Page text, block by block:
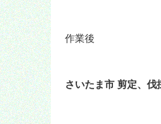
作業後
さいたま市 剪定、